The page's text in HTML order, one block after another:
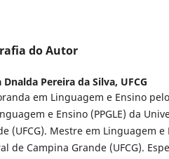
do Autor
Dnalda Pereira da Silva, UFCG
em Linguagem e Ensino
e Ensino (PPGLE) da
(UFCG). Mestre em Linguagem
de Campina Grande (UFCG).